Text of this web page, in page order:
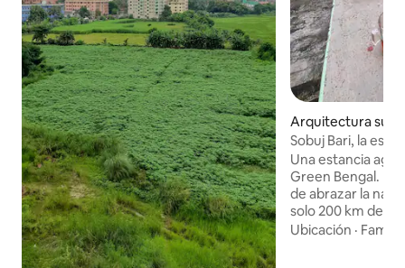
Arquitectura
Berhampore
Sobuj Bari, la
Una estancia
Green Bengal.
de abrazar la
solo 200 km de
Baharampur
Ubicación ·